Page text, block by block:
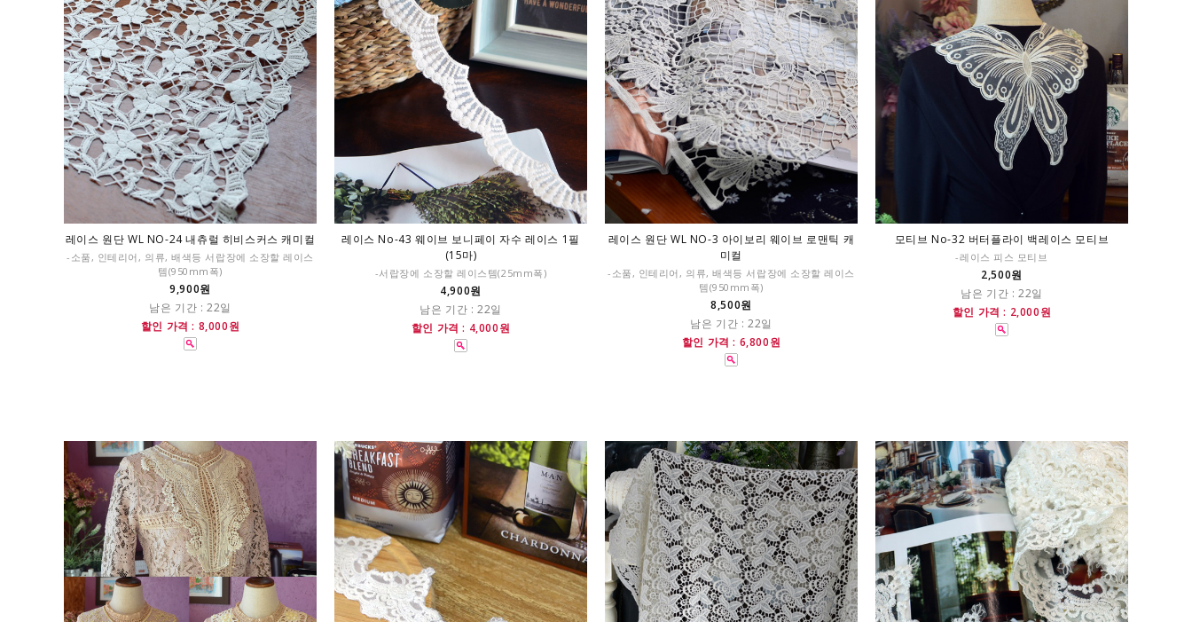
레이스 원단 WL NO-24 내츄럴 히비스커스 캐미컬
-소품, 인테리어, 의류, 배색등 서랍장에 소장할 레이스
템(950mm폭)
9,900원
남은 기간 : 22일
할인 가격 : 8,000원
레이스 No-43 웨이브 보니페이 자수 레이스 1필
(15마)
-서랍장에 소장할 레이스템(25mm폭)
4,900원
남은 기간 : 22일
할인 가격 : 4,000원
레이스 원단 WL NO-3 아이보리 웨이브 로맨틱 캐
미컬
-소품, 인테리어, 의류, 배색등 서랍장에 소장할 레이스
템(950mm폭)
8,500원
남은 기간 : 22일
할인 가격 : 6,800원
모티브 No-32 버터플라이 백레이스 모티브
-레이스 피스 모티브
2,500원
남은 기간 : 22일
할인 가격 : 2,000원